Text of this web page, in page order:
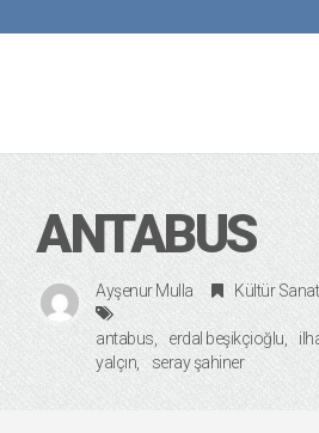
ANTABUS
Ayşenur Mulla Kültür Sanat
antabus erdal beşikçioğlu
yalçın
seray şahiner